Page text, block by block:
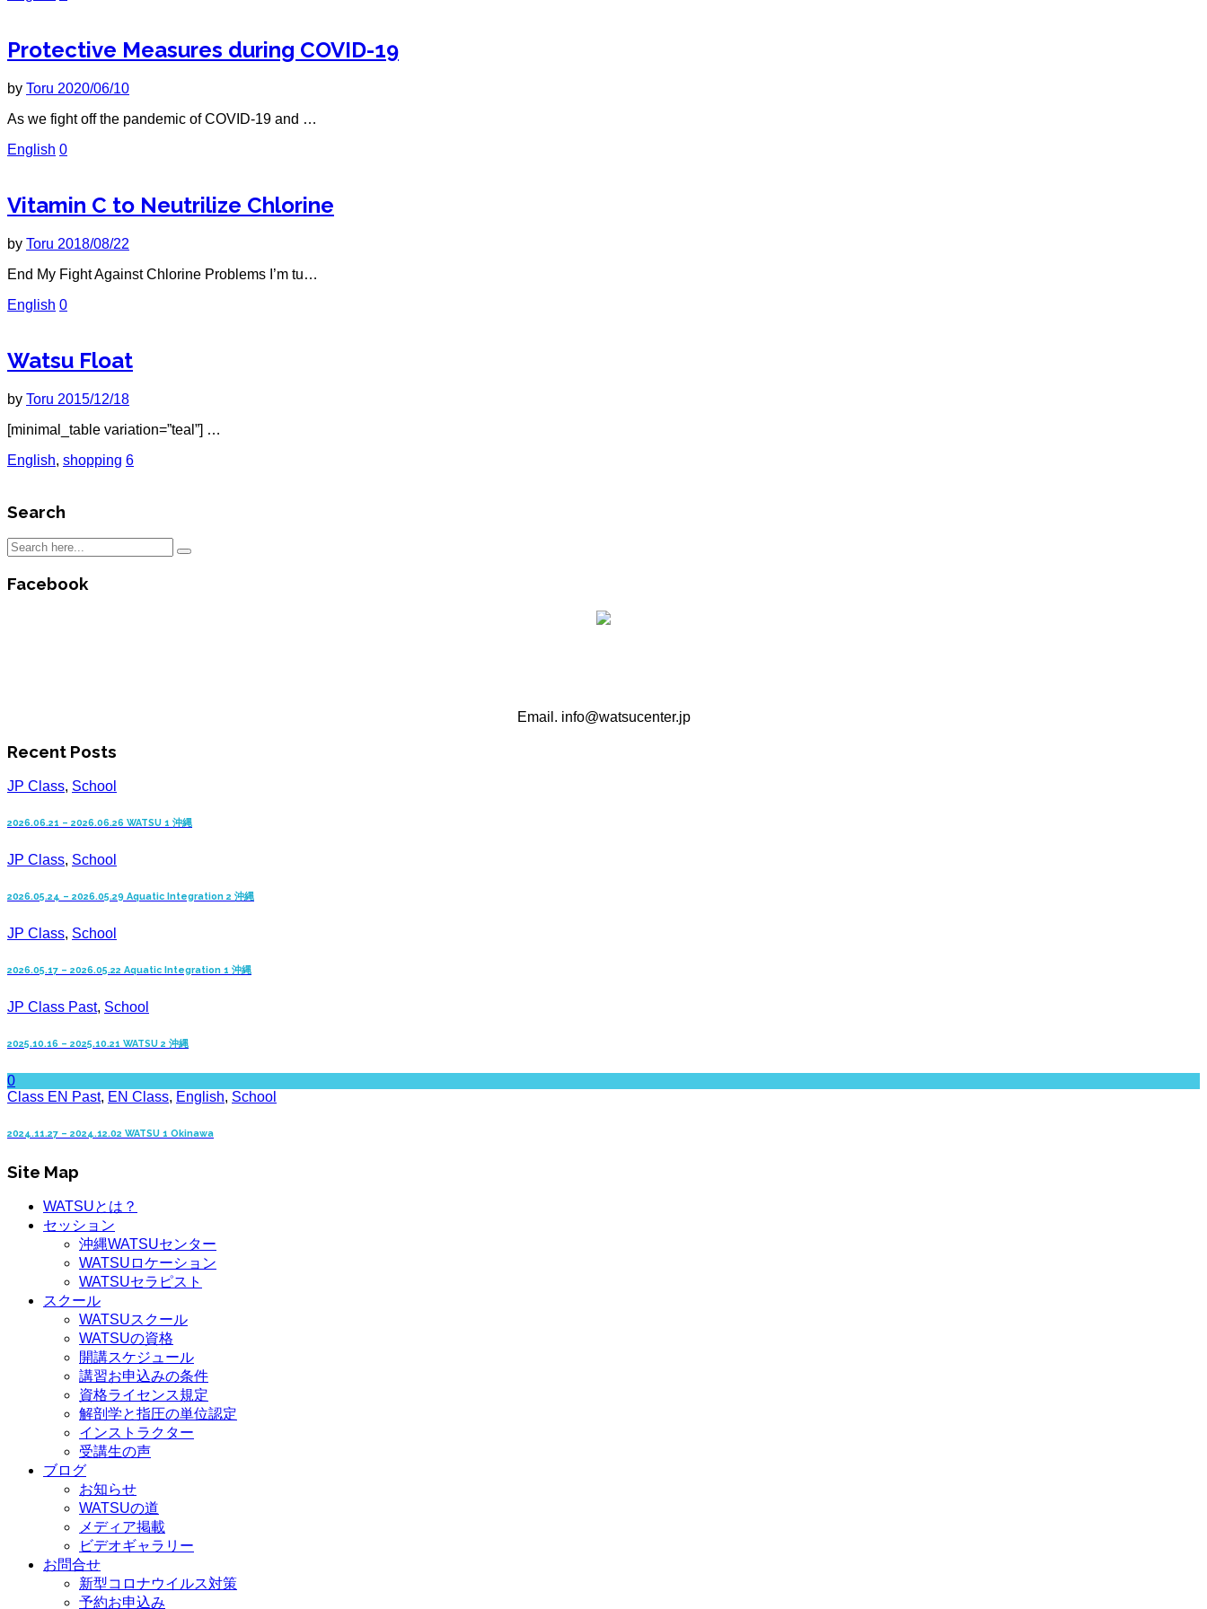
Protective Measures during COVID-19
by Toru 2020/06/10
As we fight off the pandemic of COVID-19 and …
English 0
Vitamin C to Neutrilize Chlorine
by Toru 2018/08/22
End My Fight Against Chlorine Problems I’m tu…
English 0
Watsu Float
by Toru 2015/12/18
[minimal_table variation=”teal”] …
English, shopping 6
Search
Facebook
Email. info@watsucenter.jp
Recent Posts
JP Class, School
2026.06.21 – 2026.06.26 WATSU 1 沖縄
JP Class, School
2026.05.24 – 2026.05.29 Aquatic Integration 2 沖縄
JP Class, School
2026.05.17 – 2026.05.22 Aquatic Integration 1 沖縄
JP Class Past, School
2025.10.16 – 2025.10.21 WATSU 2 沖縄
0
Class EN Past, EN Class, English, School
2024.11.27 – 2024.12.02 WATSU 1 Okinawa
Site Map
WATSUとは？
セッション
沖縄WATSUセンター
WATSUロケーション
WATSUセラピスト
スクール
WATSUスクール
WATSUの資格
開講スケジュール
講習お申込みの条件
資格ライセンス規定
解剖学と指圧の単位認定
インストラクター
受講生の声
ブログ
お知らせ
WATSUの道
メディア掲載
ビデオギャラリー
お問合せ
新型コロナウイルス対策
予約お申込み